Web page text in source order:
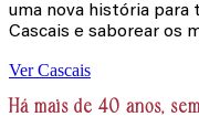
uma nova história para
Cascais e saborear os
Ver Cascais
Há mais de 40 anos,